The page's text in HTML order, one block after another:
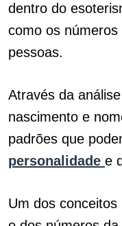
dentro do
como os
pessoas.
Através da
nascimento e
padrões que
personalidade e
Um dos